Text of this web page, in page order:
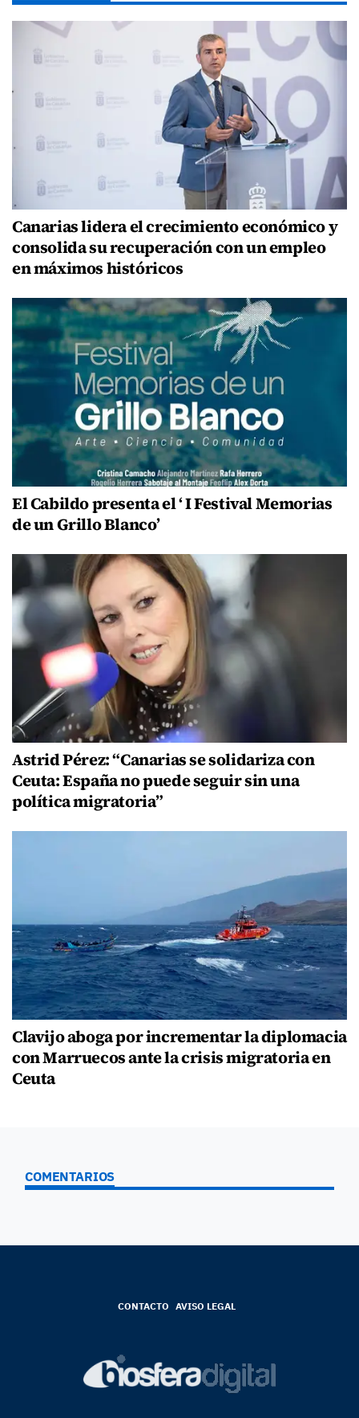
Canarias lidera el crecimiento económico y
consolida su recuperación con un empleo
en máximos históricos
El Cabildo presenta el ‘ I Festival Memorias
de un Grillo Blanco’
Astrid Pérez: “Canarias se solidariza con
Ceuta: España no puede seguir sin una
política migratoria”
Clavijo aboga por incrementar la diplomacia
con Marruecos ante la crisis migratoria en
Ceuta
COMENTARIOS
CONTACTO AVISO LEGAL